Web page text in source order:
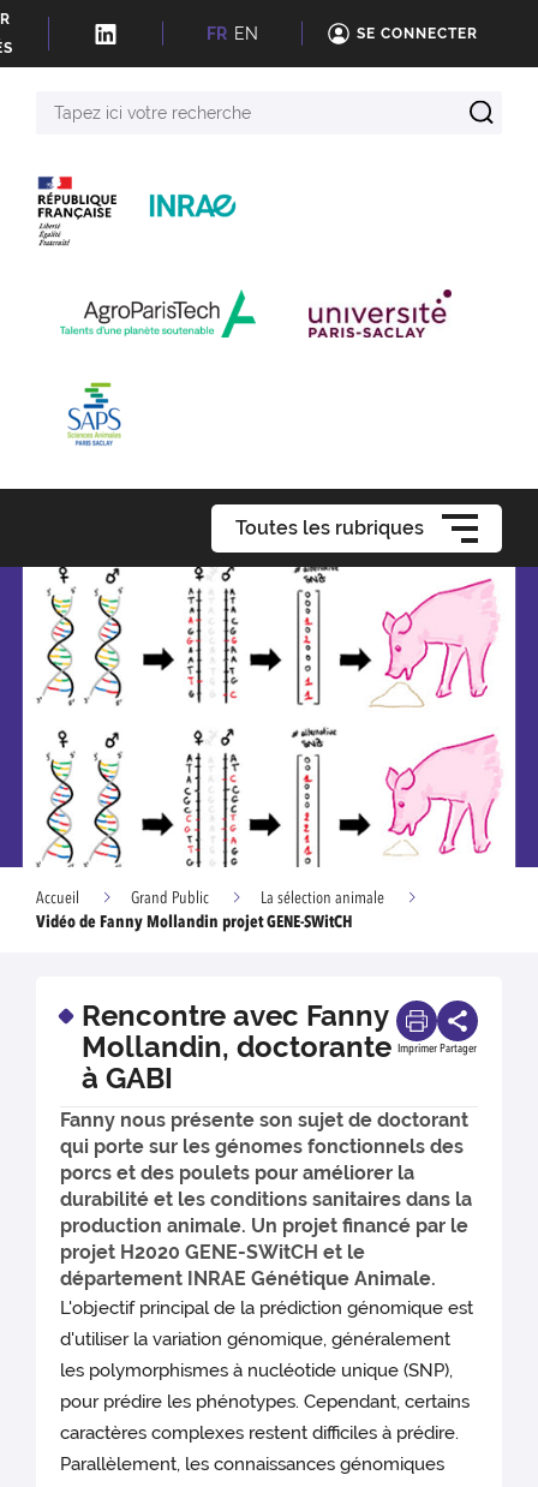
FR EN SE CONNECTER
Toutes les rubriques
Accueil Grand Public
La sélection animale
Vidéo de Fanny Mollandin projet GENE-SWitCH
Rencontre avec Fanny
Mollandin, doctorante
à GABI
Imprimer Partager
Fanny nous présente son sujet de doctorant
qui porte sur les génomes fonctionnels des
porcs et des poulets pour améliorer la
durabilité et les conditions sanitaires dans la
production animale. Un projet financé par le
projet H2020 GENE-SWitCH et le
département INRAE Génétique Animale.
L'objectif principal de la prédiction génomique est
d'utiliser la variation génomique, généralement
les polymorphismes à nucléotide unique (SNP),
pour prédire les phénotypes. Cependant, certains
caractères complexes restent difficiles à prédire.
Parallèlement, les connaissances génomiques